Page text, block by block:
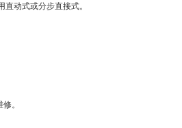
动式或分步直接式。
。